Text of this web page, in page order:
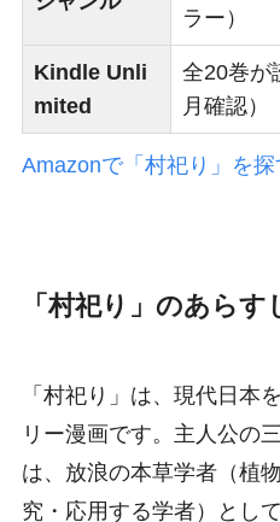
ラー）
Kindle Unli
mited
全20巻が
月確認）
Amazonで「村祀り」を探
「村祀り」のあらす
「村祀り」は、現代日本
リー漫画です。主人公の
は、放浪の本草学者（植
究・応用する学者）とし